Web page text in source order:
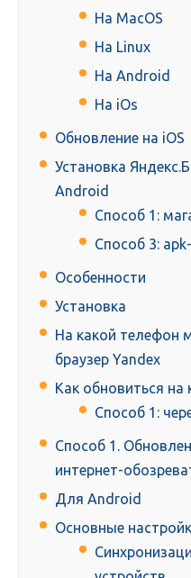
На MacOS
На Linux
На Android
На iOs
Обновление на iOS
Установка
Android
Способ 1:
Способ 3:
Особенности
Установка
На какой телефон
браузер Yandex
Как обновиться
Способ 1:
Способ 1.
интернет-
Для Android
Основные